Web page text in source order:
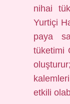
nihai
Yurtiçi
paya
tüketimi
etkili